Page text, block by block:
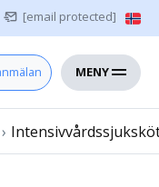
[email protected]
MENY
›